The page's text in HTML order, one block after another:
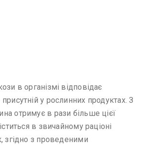
в організмі відповідає
у рослинних продуктах. З
отримує в рази більше цієї
в звичайному раціоні
згідно з проведеними